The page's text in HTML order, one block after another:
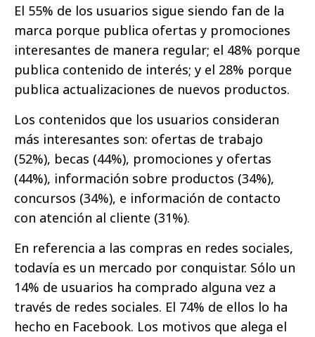
El 55% de los usuarios sigue siendo fan de la
marca porque publica ofertas y promociones
interesantes de manera regular; el 48% porque
publica contenido de interés; y el 28% porque
publica actualizaciones de nuevos productos.
Los contenidos que los usuarios consideran
más interesantes son: ofertas de trabajo
(52%), becas (44%), promociones y ofertas
(44%), información sobre productos (34%),
concursos (34%), e información de contacto
con atención al cliente (31%).
En referencia a las compras en redes sociales,
todavía es un mercado por conquistar. Sólo un
14% de usuarios ha comprado alguna vez a
través de redes sociales. El 74% de ellos lo ha
hecho en Facebook. Los motivos que alega el